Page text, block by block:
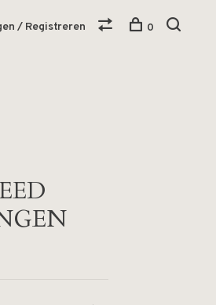
/ Registreren 0